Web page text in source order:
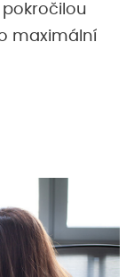
pokročilou
maximální